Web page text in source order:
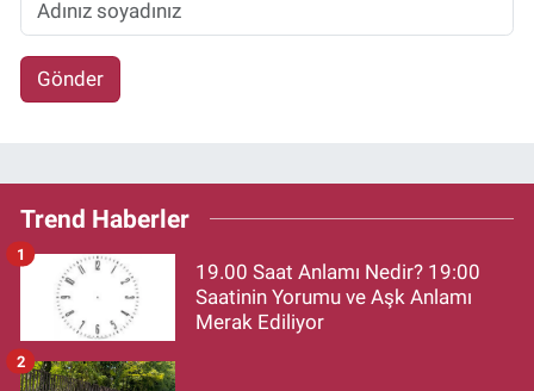
Gönder
Trend Haberler
19.00 Saat Anlamı Nedir? 19:00
Saatinin Yorumu ve Aşk Anlamı
Merak Ediliyor
1
2